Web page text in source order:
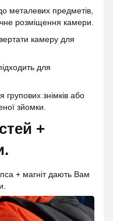
металевих предметів,
розміщення камери.
камеру для
для
знімків або
зйомки.
+
+ магніт дають Вам